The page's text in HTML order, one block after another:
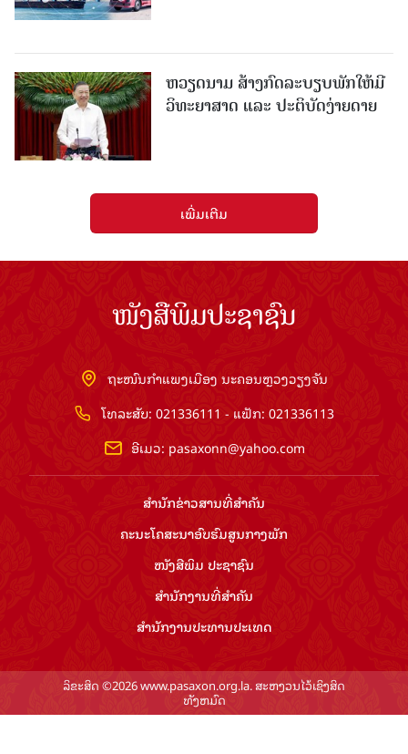
ຫວຽດນາມ ສ້າງກົດລະບຽບພັກໃຫ້ມີ
ວິທະຍາສາດ ແລະ ປະຕິບັດງ່າຍດາຍ
ເພີ່ມເຕີມ
ໜັງສືພິມປະຊາຊົນ
ຖະໜົນກຳແພງເມືອງ ນະຄອນຫຼວງວຽງຈັນ
ໂທລະສັບ: 021336111 - ແຟັກ: 021336113
ອີເມວ: pasaxonn@yahoo.com
ສຳ​ນັກ​ຂ່າວ​ສານ​ທີ່​ສຳ​ຄັນ​
ຄະນະໂຄສະນາອົບຮົມ​ສູນ​ກາງ​ພັກ
ໜັງສືພິມ ປະ​ຊາ​ຊົນ
ສຳ​ນັກ​ງານ​ທີ່​ສຳ​ຄັນ
ສຳ​ນັກ​ງານ​ປະ​ທານ​ປະ​ເທດ
ລິຂະສິດ ©2026 www.pasaxon.org.la. ສະຫງວນໄວ້ເຊິງສິດ
ທັງຫມົດ